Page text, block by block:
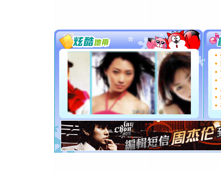
送你一棵
[圣诞节]
你太多
要平安
[圣诞节]
能正大
都要快乐
[圣诞节]
如意,快
[元旦]看
断电。爱
你是我专
[元旦]如